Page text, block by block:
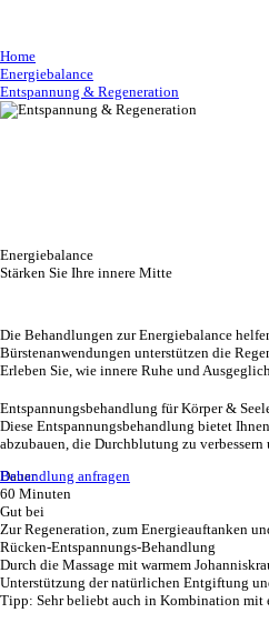
Home
Energiebalance
Entspannung & Regeneration
Energiebalance
Stärken Sie Ihre innere Mitte
Die Behandlungen zur Energiebalance
Bürstenanwendungen unterstützen die
Erleben Sie, wie innere Ruhe und
Entspannungsbehandlung für Körper &
Diese Entspannungsbehandlung bietet
abzubauen, die Durchblutung zu
Behandlung anfragen
Dauer
60 Minuten
Gut bei
Zur Regeneration, zum Energieauftanken
Rücken-Entspannungs-Behandlung
Durch die Massage mit warmem
Unterstützung der natürlichen Entgiftung
Tipp: Sehr beliebt auch in Kombination mit